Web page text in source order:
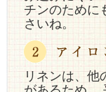
チンのために
さいね。
リネンは、他